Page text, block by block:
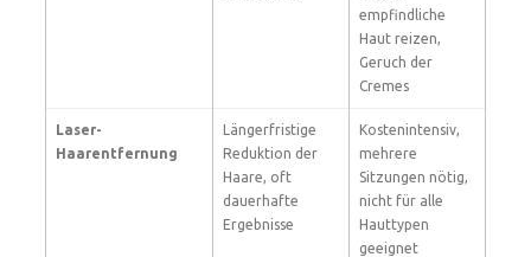
empfindliche
Haut reizen,
Geruch der
Cremes
Laser-
Haarentfernung
Längerfristige
Reduktion der
Haare, oft
dauerhafte
Ergebnisse
Kostenintensiv,
mehrere
Sitzungen nötig,
nicht für alle
Hauttypen
geeignet